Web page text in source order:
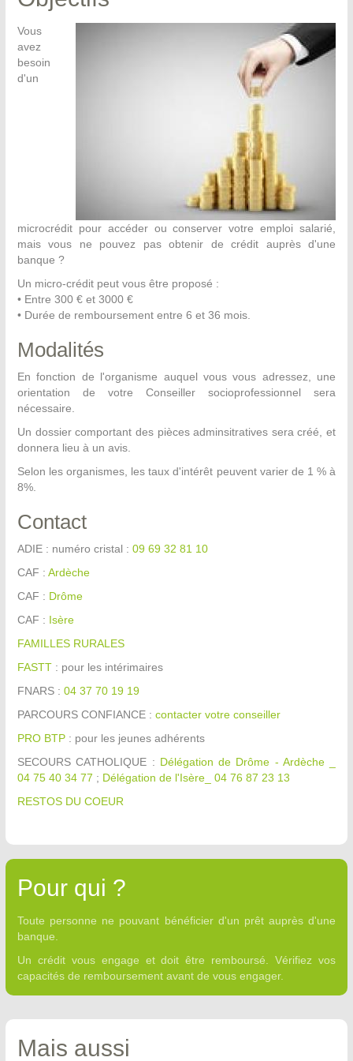
Vous
avez
besoin
d'un
microcrédit pour accéder ou conserver votre emploi salarié,
mais vous ne pouvez pas obtenir de crédit auprès d'une
banque ?
Un micro-crédit peut vous être proposé :
• Entre 300 € et 3000 €
• Durée de remboursement entre 6 et 36 mois.
Modalités
En fonction de l'organisme auquel vous vous adressez, une
orientation de votre Conseiller socioprofessionnel sera
nécessaire.
Un dossier comportant des pièces adminsitratives sera créé, et
donnera lieu à un avis.
Selon les organismes, les taux d'intérêt peuvent varier de 1 % à
8%.
Contact
ADIE : numéro cristal : 09 69 32 81 10
CAF : Ardèche
CAF : Drôme
CAF : Isère
FAMILLES RURALES
FASTT : pour les intérimaires
FNARS : 04 37 70 19 19
PARCOURS CONFIANCE : contacter votre conseiller
PRO BTP : pour les jeunes adhérents
SECOURS CATHOLIQUE : Délégation de Drôme - Ardèche _
04 75 40 34 77 ; Délégation de l'Isère_ 04 76 87 23 13
RESTOS DU COEUR
Pour qui ?
Toute personne ne pouvant bénéficier d'un prêt auprès d'une
banque.
Un crédit vous engage et doit être remboursé. Vérifiez vos
capacités de remboursement avant de vous engager.
Mais aussi